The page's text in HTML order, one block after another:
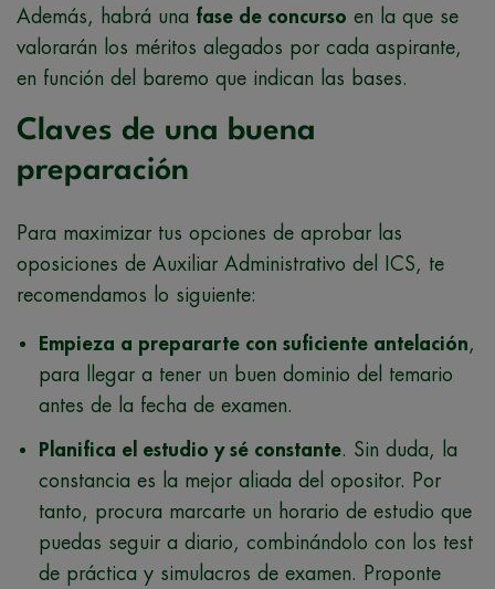
Además, habrá una fase de concurso en la que se
valorarán los méritos alegados por cada aspirante,
en función del baremo que indican las bases.
Claves de una buena
preparación
Para maximizar tus opciones de aprobar las
oposiciones de Auxiliar Administrativo del ICS, te
recomendamos lo siguiente:
Empieza a prepararte con suficiente antelación,
para llegar a tener un buen dominio del temario
antes de la fecha de examen.
Planifica el estudio y sé constante. Sin duda, la
constancia es la mejor aliada del opositor. Por
tanto, procura marcarte un horario de estudio que
puedas seguir a diario, combinándolo con los test
de práctica y simulacros de examen. Proponte